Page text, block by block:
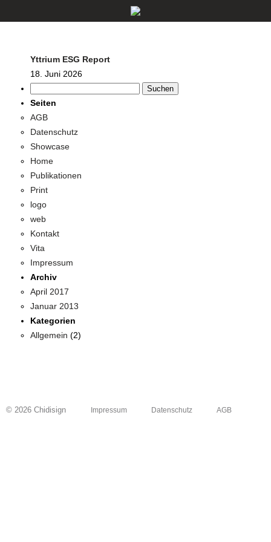
Yttrium ESG Report
18. Juni 2026
nach:
Seiten
AGB
Datenschutz
Showcase
Home
Publikationen
Print
logo
web
Kontakt
Vita
Impressum
Archiv
April 2017
Januar 2013
Kategorien
Allgemein (2)
Impressum Datenschutz AGB
© 2026 Chidisign